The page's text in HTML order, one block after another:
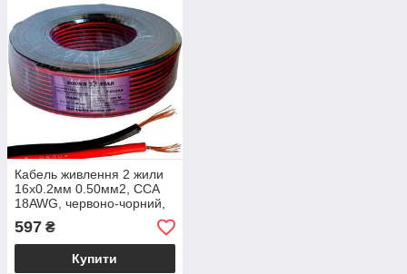
Кабель живлення 2 жили
16х0.2мм 0.50мм2, CCA
18AWG, червоно-чорний,
100м, Sound Star
597 ₴
Купити